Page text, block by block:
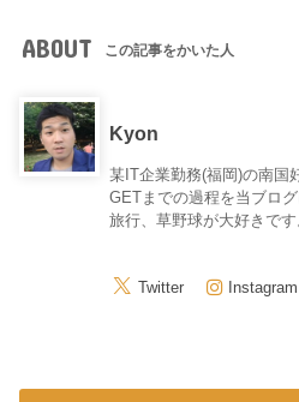
ABOUT この記事をかいた人
Kyon
某IT企業勤務(福岡)の南国
GETまでの過程を当ブロ
旅行、草野球が大好きです
Twitter Instagram